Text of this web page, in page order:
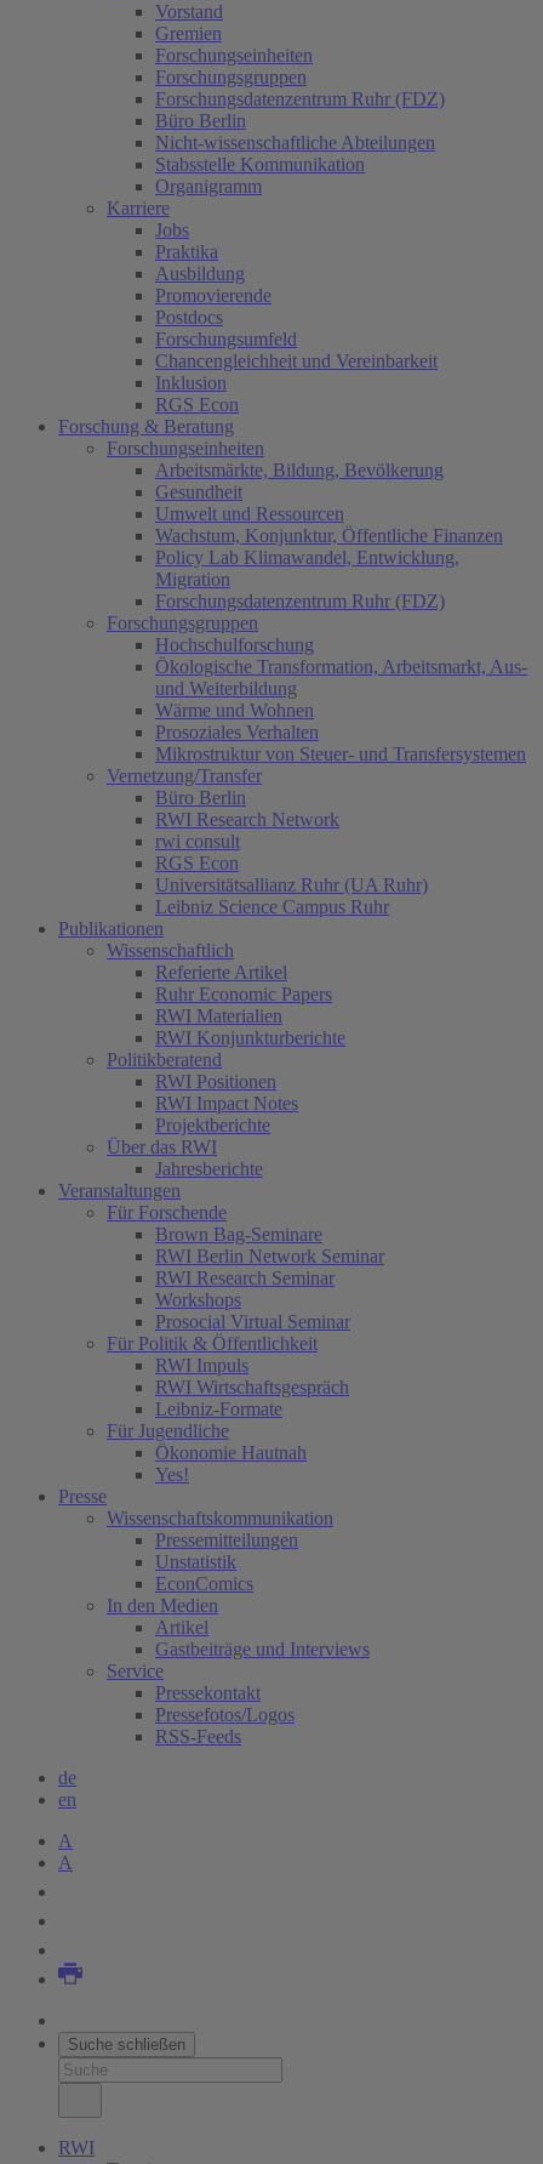
Vorstand
Gremien
Forschungseinheiten
Forschungsgruppen
Forschungsdatenzentrum Ruhr (FDZ)
Büro Berlin
Nicht-wissenschaftliche Abteilungen
Stabsstelle Kommunikation
Organigramm
Karriere
Jobs
Praktika
Ausbildung
Promovierende
Postdocs
Forschungsumfeld
Chancengleichheit und Vereinbarkeit
Inklusion
RGS Econ
Forschung & Beratung
Forschungseinheiten
Arbeitsmärkte, Bildung, Bevölkerung
Gesundheit
Umwelt und Ressourcen
Wachstum, Konjunktur, Öffentliche Finanzen
Policy Lab Klimawandel, Entwicklung,
Migration
Forschungsdatenzentrum Ruhr (FDZ)
Forschungsgruppen
Hochschulforschung
Ökologische Transformation, Arbeitsmarkt, Aus-
und Weiterbildung
Wärme und Wohnen
Prosoziales Verhalten
Mikrostruktur von Steuer- und Transfersystemen
Vernetzung/Transfer
Büro Berlin
RWI Research Network
rwi consult
RGS Econ
Universitätsallianz Ruhr (UA Ruhr)
Leibniz Science Campus Ruhr
Publikationen
Wissenschaftlich
Referierte Artikel
Ruhr Economic Papers
RWI Materialien
RWI Konjunkturberichte
Politikberatend
RWI Positionen
RWI Impact Notes
Projektberichte
Über das RWI
Jahresberichte
Veranstaltungen
Für Forschende
Brown Bag-Seminare
RWI Berlin Network Seminar
RWI Research Seminar
Workshops
Prosocial Virtual Seminar
Für Politik & Öffentlichkeit
RWI Impuls
RWI Wirtschaftsgespräch
Leibniz-Formate
Für Jugendliche
Ökonomie Hautnah
Yes!
Presse
Wissenschaftskommunikation
Pressemitteilungen
Unstatistik
EconComics
In den Medien
Artikel
Gastbeiträge und Interviews
Service
Pressekontakt
Pressefotos/Logos
RSS-Feeds
de
en
A
A
Suche schließen
RWI